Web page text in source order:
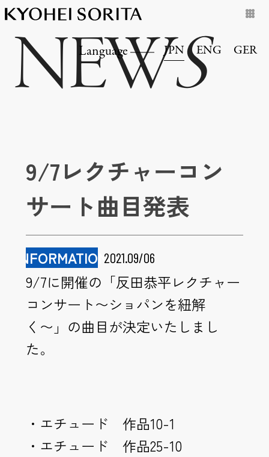
Language JPN ENG GER
NEWS
9/7レクチャーコン
サート曲目発表
INFORMATION2021.09/06
9/7に開催の「反田恭平レクチャー
コンサート〜ショパンを紐解
く〜」の曲目が決定いたしまし
た。
・エチュード 作品10-1
・エチュード 作品25-10